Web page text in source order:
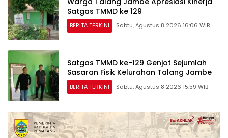
Satgas TMMD ke 129
BERITA TERKINI Sabtu, Agustus 8 2026 16:06 WIB
Satgas TMMD ke-129 Genjot Sejumlah
Sasaran Fisik Kelurahan Talang Jambe
BERITA TERKINI Sabtu, Agustus 8 2026 15:59 WIB